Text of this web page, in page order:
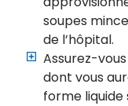
soupes
de l’hôpital.
Assurez-
dont vous
forme liquide